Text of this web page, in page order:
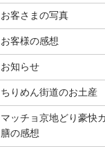
お客さまの写真
お客様の感想
お知らせ
ちりめん街道のお土産
マッチョ京地どり豪快
膳の感想